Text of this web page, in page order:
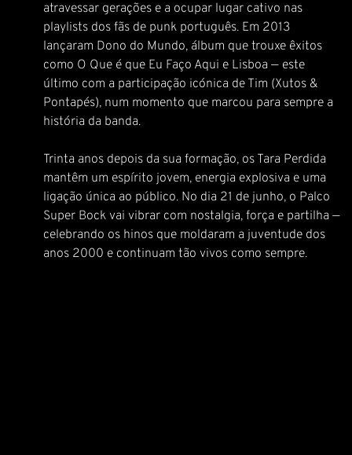
atravessar gerações e a ocupar lugar cativo nas
playlists dos fãs de punk português. Em 2013
lançaram Dono do Mundo, álbum que trouxe êxitos
como O Que é que Eu Faço Aqui e Lisboa — este
último com a participação icónica de Tim (Xutos &
Pontapés), num momento que marcou para sempre a
história da banda.
Trinta anos depois da sua formação, os Tara Perdida
mantêm um espírito jovem, energia explosiva e uma
ligação única ao público. No dia 21 de junho, o Palco
Super Bock vai vibrar com nostalgia, força e partilha —
celebrando os hinos que moldaram a juventude dos
anos 2000 e continuam tão vivos como sempre.